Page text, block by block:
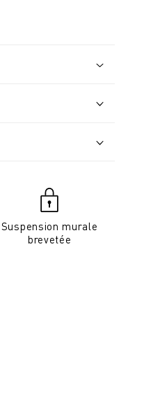
Suspension murale
brevetée